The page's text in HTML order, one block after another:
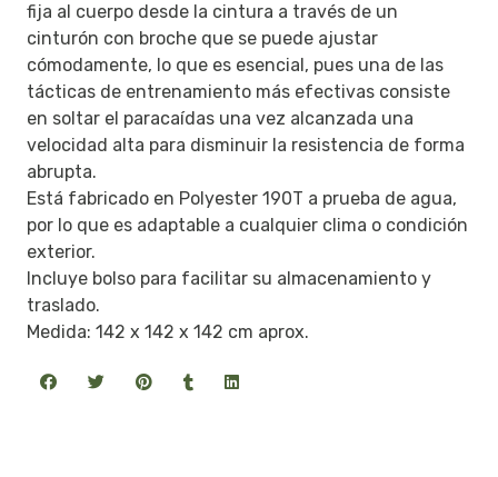
fija al cuerpo desde la cintura a través de un
cinturón con broche que se puede ajustar
cómodamente, lo que es esencial, pues una de las
tácticas de entrenamiento más efectivas consiste
en soltar el paracaídas una vez alcanzada una
velocidad alta para disminuir la resistencia de forma
abrupta.
Está fabricado en Polyester 190T a prueba de agua,
por lo que es adaptable a cualquier clima o condición
exterior.
Incluye bolso para facilitar su almacenamiento y
traslado.
Medida: 142 x 142 x 142 cm aprox.